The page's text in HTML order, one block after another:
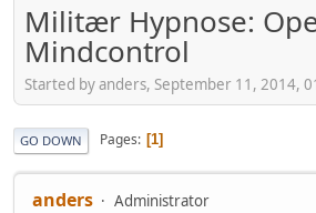
Militær Hypnose:
Mindcontrol
Started by anders, September 11, 2014,
GO DOWN Pages 1
anders Administrator